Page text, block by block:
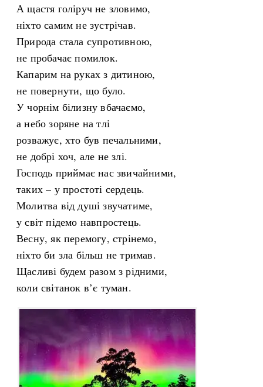
А щастя голіруч не зловимо,
ніхто самим не зустрічав.
Природа стала супротивною,
не пробачає помилок.
Капарим на руках з дитиною,
не повернути, що було.
У чорнім білизну вбачаємо,
а небо зоряне на тлі
розважує, хто був печальними,
не добрі хоч, але не злі.
Господь приймає нас звичайними,
таких – у простоті сердець.
Молитва від душі звучатиме,
у світ підемо навпростець.
Весну, як перемогу, стрінемо,
ніхто би зла більш не тримав.
Щасливі будем разом з рідними,
коли світанок в’є туман.